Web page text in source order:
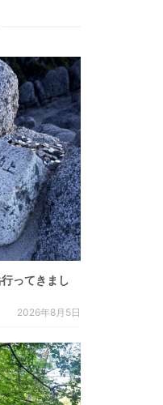
ってきまし
2026年8月5日